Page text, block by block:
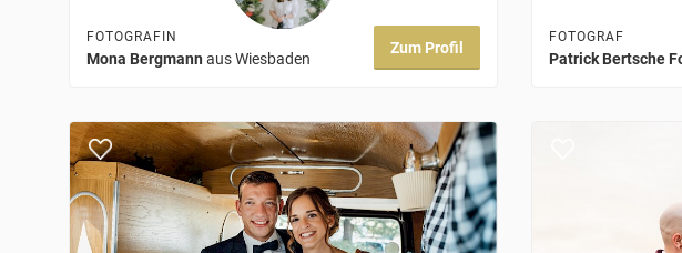
FOTOGRAFIN
Mona Bergmann aus Wiesbaden
Zum Profil
FOTOGRAF
Patrick Bertsche